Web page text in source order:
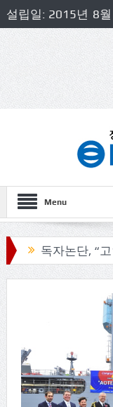
설립일: 2015년 8
집인 및 발행인: 허
책임자: 최상규
Menu
독자논단, “고인돌